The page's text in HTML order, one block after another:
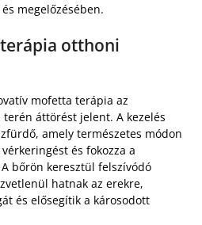
megelőzésében.
otthoni
mofetta terápia az
terén áttörést jelent. A kezelés
amely természetes módon
és fokozza a
bőrön keresztül felszívódó
hatnak az erekre,
és elősegítik a károsodott